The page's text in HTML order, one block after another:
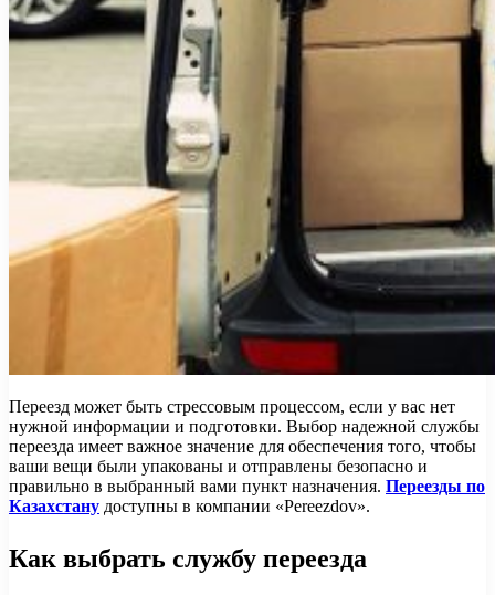
Переезд может быть стрессовым процессом, если у вас нет
нужной информации и подготовки. Выбор надежной службы
переезда имеет важное значение для обеспечения того, чтобы
ваши вещи были упакованы и отправлены безопасно и
правильно в выбранный вами пункт назначения. Переезды по
Казахстану доступны в компании «Pereezdov».
Как выбрать службу переезда